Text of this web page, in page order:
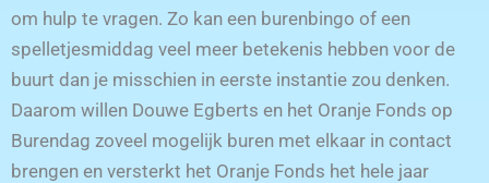
om hulp te vragen. Zo kan een burenbingo of een
spelletjesmiddag veel meer betekenis hebben voor de
buurt dan je misschien in eerste instantie zou denken.
Daarom willen Douwe Egberts en het Oranje Fonds op
Burendag zoveel mogelijk buren met elkaar in contact
brengen en versterkt het Oranje Fonds het hele jaar